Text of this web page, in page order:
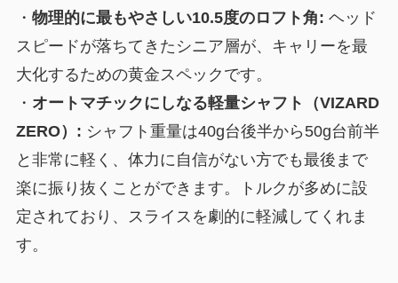
・ 物理的に最もやさしい10.5度のロフト角: ヘッド
スピードが落ちてきたシニア層が、キャリーを最
大化するための黄金スペックです。
・ オートマチックにしなる軽量シャフト（VIZARD
ZERO）: シャフト重量は40g台後半から50g台前半
と非常に軽く、体力に自信がない方でも最後まで
楽に振り抜くことができます。トルクが多めに設
定されており、スライスを劇的に軽減してくれま
す。